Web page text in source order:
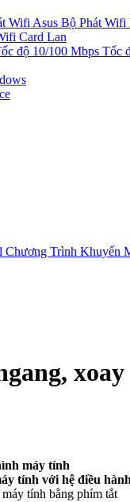
Wifi Asus Bộ Phát Wifi
Card Lan
độ 10/100 Mbps Tốc
Chương Trình Khuyến
máy tính
tính với hệ điều
tính bằng phím tắt